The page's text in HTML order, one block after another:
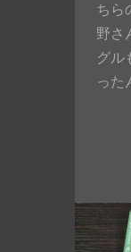
ちら
野さ
グル
った